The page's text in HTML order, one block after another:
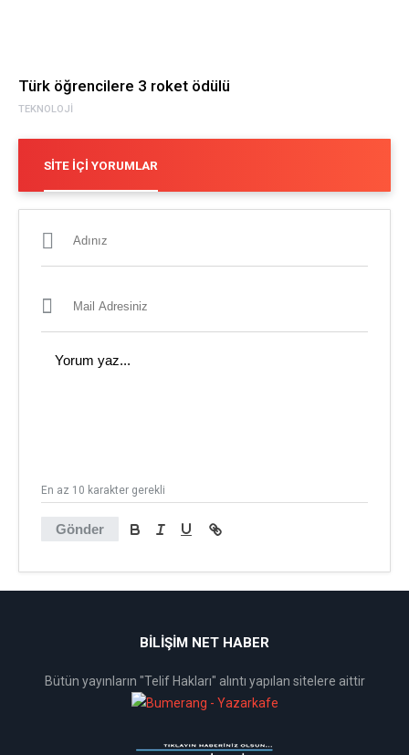
TEKNOLOJI
Türk öğrencilere 3 roket ödülü
SITE İÇI YORUMLAR
Gönder
En az 10 karakter gerekli
BİLİŞİM NET HABER
Bütün yayınların "Telif Hakları" alıntı yapılan sitelere aittir